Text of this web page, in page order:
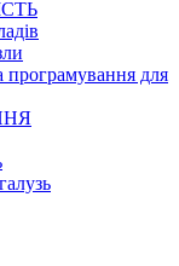
програмування для